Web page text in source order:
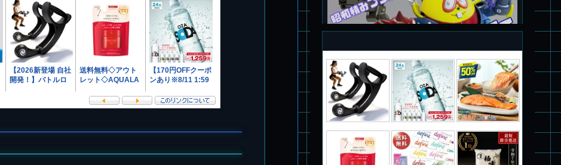
旧キット製作★アオシマ ロボダッチ モビルタマゴロー
パチ組塗装★バンダイ HG スコープドッグ拡張セット3～5